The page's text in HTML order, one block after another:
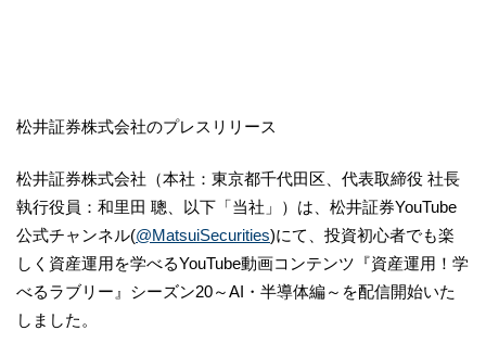
松井証券株式会社のプレスリリース
松井証券株式会社（本社：東京都千代田区、代表取締役 社長
執行役員：和里田 聰、以下「当社」）は、松井証券YouTube
公式チャンネル(@MatsuiSecurities)にて、投資初心者でも楽
しく資産運用を学べるYouTube動画コンテンツ『資産運用！学
べるラブリー』シーズン20～AI・半導体編～を配信開始いた
しました。